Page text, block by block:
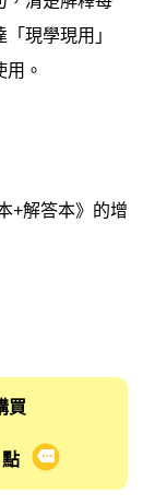
現學現用」
。
+解答本》的增
買
會員推薦分潤